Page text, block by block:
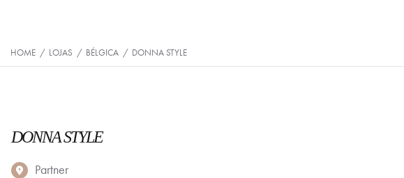
HOME / LOJAS / BÉLGICA / DONNA STYLE
DONNA STYLE
Partner